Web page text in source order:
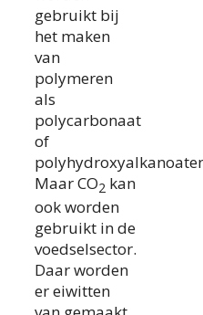
gebruikt bij
het maken
van
polymeren
als
polycarbonaat
of
Maar CO2 kan
ook worden
gebruikt in de
voedselsector.
Daar worden
er eiwitten